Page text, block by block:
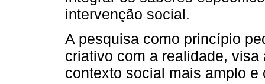
intervenção social.
A pesquisa como princípio
criativo com a realidade,
contexto social mais amplo